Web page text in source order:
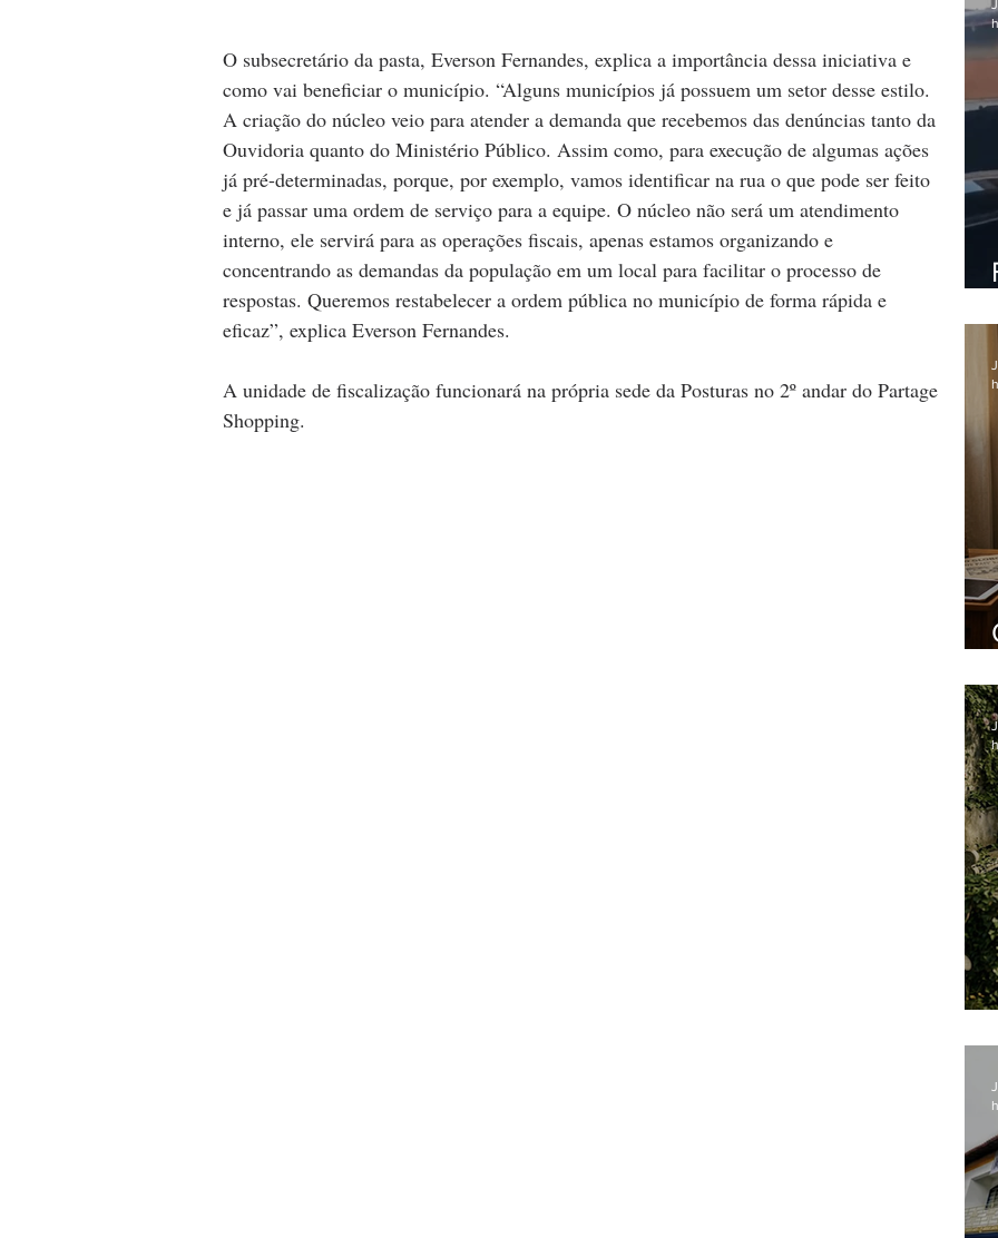
O subsecretário da pasta, Everson Fernandes, explica a importância dessa iniciativa e
como vai beneficiar o município. “Alguns municípios já possuem um setor desse estilo.
A criação do núcleo veio para atender a demanda que recebemos das denúncias tanto da
Ouvidoria quanto do Ministério Público. Assim como, para execução de algumas ações
já pré-determinadas, porque, por exemplo, vamos identificar na rua o que pode ser feito
e já passar uma ordem de serviço para a equipe. O núcleo não será um atendimento
interno, ele servirá para as operações fiscais, apenas estamos organizando e
concentrando as demandas da população em um local para facilitar o processo de
respostas. Queremos restabelecer a ordem pública no município de forma rápida e
eficaz”, explica Everson Fernandes.
A unidade de fiscalização funcionará na própria sede da Posturas no 2º andar do Partage
Shopping.